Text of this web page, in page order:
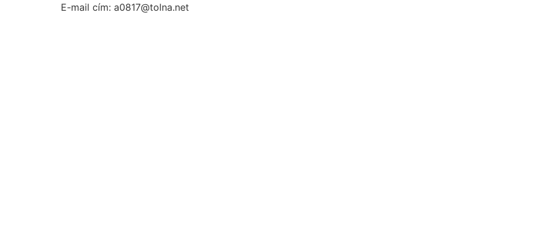
E-mail cím: a0817@tolna.net